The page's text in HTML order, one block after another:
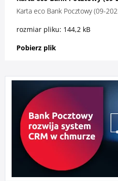
Karta eco Bank Pocztowy (09-
rozmiar pliku: 144,2 kB
Pobierz plik